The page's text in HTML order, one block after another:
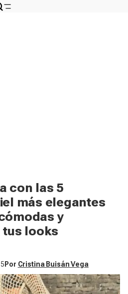
con las 5
más elegantes
y
tus looks
Por Cristina Buisán Vega